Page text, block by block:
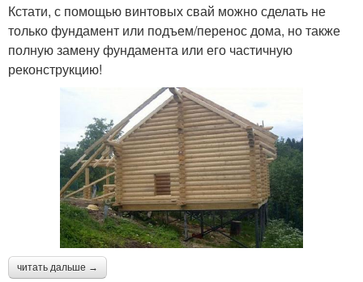
Кстати, с помощью винтовых свай можно сделать не
только фундамент или подъем/перенос дома, но также
полную замену фундамента или его частичную
реконструкцию!
читать дальше →